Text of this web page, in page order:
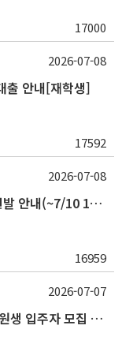
17000
출 안내[재학생]
17592
2026-07-08
2026-2학기 신격호 롯데장학관 입주생 선발 안내(~7/10 10:00)
16959
2026-07-08
2026학년도 2학기 시흥캠퍼스 주택 대학원생 입주자 모집 안내
2026-07-07